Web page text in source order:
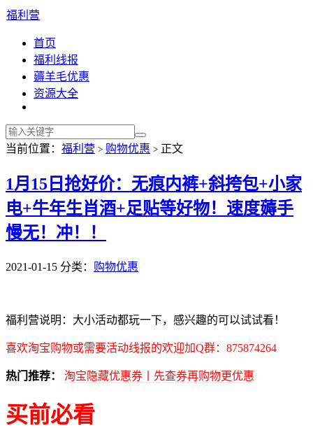
福利营
首页
福利线报
薅羊毛优惠
资源大全
当前位置： 福利营 > 购物优惠 > 正文
1月15日抢好价：无痕内裤+斜挎包+小家
电+牛年生肖酒+足贴等好物！速度薅手
慢无！冲！！
2021-01-15 分类： 购物优惠
福利营说明：大小活动都玩一下，感兴趣的可以试试看！
喜欢淘宝购物或需要活动线报的欢迎加Q群：875874264
热门推荐： 淘宝隐藏优惠券丨先查券再购物更优惠
买前必看